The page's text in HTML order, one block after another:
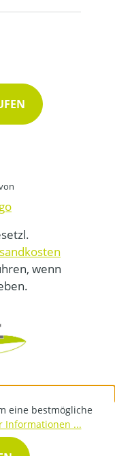
wenn
eine bestmögliche
Informationen ...